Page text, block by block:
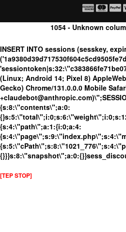
1054 - Unknown
INSERT INTO sessions (sesskey,
(Linux; Android 14; Pixel 8)
Gecko) Chrome/131.0.0.0 Mobile
{s:8:\"contents\";a:0:
{s:4:\"path\";a:1:{i:0;a:4:
[TEP STOP]